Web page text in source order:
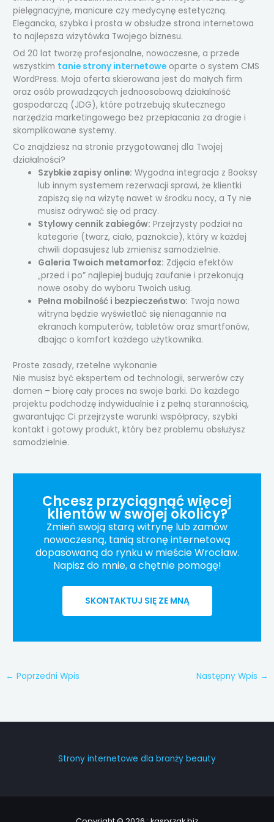
pielęgnacyjne, manicure czy medycynę estetyczną.
Elegancka, szybka i prosta w obsłudze strona internetowa
to najlepsza wizytówka Twojego biznesu.
Od 20 lat tworzę profesjonalne, nowoczesne, a przede
wszystkim tanie strony internetowe oparte o system CMS
WordPress. Moja oferta skierowana jest do małych firm
oraz osób prowadzących jednoosobową działalność
gospodarczą (JDG), które potrzebują skutecznego
narzędzia marketingowego bez przepłacania za drogie i
skomplikowane systemy.
Co znajdziesz na stronie przygotowanej dla Twojej
działalności?
Szybkie zapisy online: Wygodna integracja z Booksy
lub innym systemem rezerwacji sprawi, że klientki
zapiszą się na wizytę nawet w środku nocy, a Ty nie
musisz odrywać się od pracy.
Stylowy cennik zabiegów: Przejrzysty podział na
kategorie (twarz, ciało, paznokcie), który w każdej
chwili dopasujesz lub zmienisz samodzielnie.
Galeria Twoich metamorfoz: Zdjęcia efektów
„przed i po” najlepiej budują zaufanie i przekonują
nowe osoby do wyboru Twoich usług.
Pełna mobilność i bezpieczeństwo: Twoja nowa
witryna będzie wyświetlać się nienagannie na
ekranach komputerów, tabletów oraz smartfonów,
dbając o komfort każdego użytkownika.
Proste zasady, rzetelne wykonanie
Nie musisz być ekspertem od technologii, serwerów czy
domen – biorę cały proces na swoje barki. Do każdego
projektu podchodzę indywidualnie i z pełną starannością,
gwarantując Ci przejrzyste warunki współpracy, szybki
kontakt i gotowy produkt, który bez problemu obsłużysz
samodzielnie.
Chcesz przyciągnąć więcej
klientów w swojej okolicy?
Zmień swoją starą witrynę lub zamów
nowoczesną, tanią stronę internetową
dopasowaną do rynku w mieście Wrocław.
Napisz do mnie, a chętnie pomogę!
SKONTAKTUJ SIĘ ZE MNĄ
← Poprzedni Wpis Następny Wpis →
Strony internetowe dla branży beauty